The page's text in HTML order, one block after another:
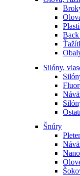
Back
Silóny,
Šnúry